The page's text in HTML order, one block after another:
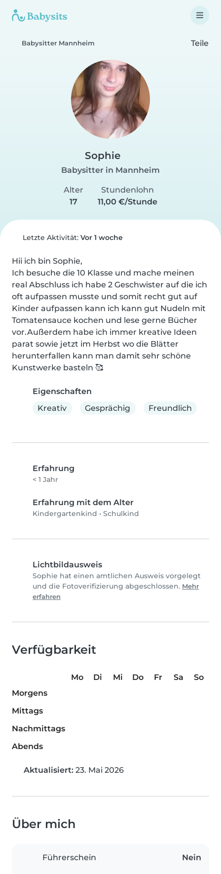
Babysitter Mannheim Teile
Sophie
Babysitter in Mannheim
Alter
17
Stundenlohn
11,00 €/Stunde
Letzte Aktivität: Vor 1 woche
Hii ich bin Sophie,
Ich besuche die 10 Klasse und mache meinen
real Abschluss ich habe 2 Geschwister auf die ich
oft aufpassen musste und somit recht gut auf
Kinder aufpassen kann ich kann gut Nudeln mit
Tomatensauce kochen und lese gerne Bücher
vor.Außerdem habe ich immer kreative Ideen
parat sowie jetzt im Herbst wo die Blätter
herunterfallen kann man damit sehr schöne
Kunstwerke basteln 🥰
Eigenschaften
Kreativ
Gesprächig Freundlich
Erfahrung
< 1 Jahr
Erfahrung mit dem Alter
Kindergartenkind • Schulkind
Lichtbildausweis
Sophie hat einen amtlichen Ausweis vorgelegt
und die Fotoverifizierung abgeschlossen. Mehr
erfahren
Verfügbarkeit
Mo Di Mi Do Fr Sa
So
Morgens
Mittags
Nachmittags
Abends
Aktualisiert: 23. Mai 2026
Über mich
Führerschein Nein